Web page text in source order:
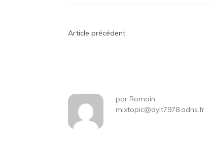
Navigation
Article précédent
par Romain
mixtopic@dylt7978.odns.fr